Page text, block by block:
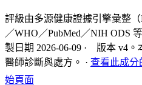
評級由多源健康證據引擎彙整
／WHO／PubMed／NIH ODS
製日期 2026-06-09 · 版本 v4
醫師診斷與處方。 · 查看此成分
始頁面